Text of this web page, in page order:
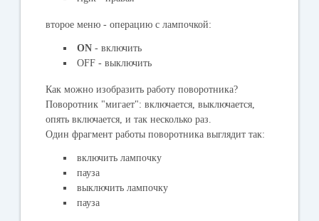
второе меню - операцию с лампочкой:
ON - включить
OFF - выключить
Как можно изобразить работу поворотника?
Поворотник "мигает": включается, выключается,
опять включается, и так несколько раз.
Один фрагмент работы поворотника выглядит так:
включить лампочку
пауза
выключить лампочку
пауза